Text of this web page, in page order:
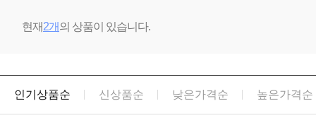
현재2개의 상품이 있습니다.
인기상품순 신상품순 낮은가격순 높은가격순